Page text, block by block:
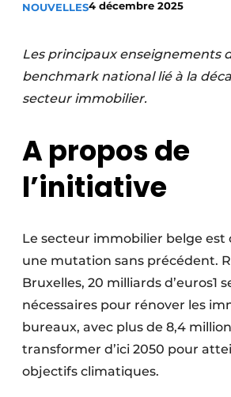
Contrôle d’accès
Éclairage
Façades
Géotextiles
Infrastructures souterraines et
Protection solaire
NOUVELLES4 décembre 2025
Les principaux enseignements
benchmark national lié à la
secteur immobilier.
A propos de
l’initiative
Le secteur immobilier belge est
une mutation sans précédent.
Bruxelles, 20 milliards d’euros1
nécessaires pour rénover les
bureaux, avec plus de 8,4
transformer d’ici 2050 pour
objectifs climatiques.